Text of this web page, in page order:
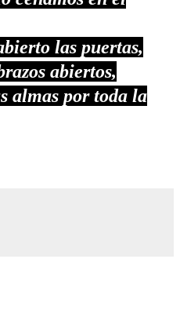
las puertas,
abiertos,
almas por toda la